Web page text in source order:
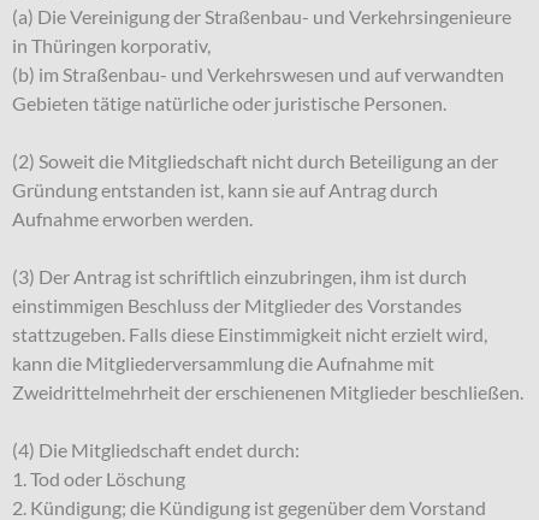
(a) Die Vereinigung der Straßenbau- und Verkehrsingenieure
in Thüringen korporativ,
(b) im Straßenbau- und Verkehrswesen und auf verwandten
Gebieten tätige natürliche oder juristische Personen.
(2) Soweit die Mitgliedschaft nicht durch Beteiligung an der
Gründung entstanden ist, kann sie auf Antrag durch
Aufnahme erworben werden.
(3) Der Antrag ist schriftlich einzubringen, ihm ist durch
einstimmigen Beschluss der Mitglieder des Vorstandes
stattzugeben. Falls diese Einstimmigkeit nicht erzielt wird,
kann die Mitgliederversammlung die Aufnahme mit
Zweidrittelmehrheit der erschienenen Mitglieder beschließen.
(4) Die Mitgliedschaft endet durch:
1. Tod oder Löschung
2. Kündigung; die Kündigung ist gegenüber dem Vorstand